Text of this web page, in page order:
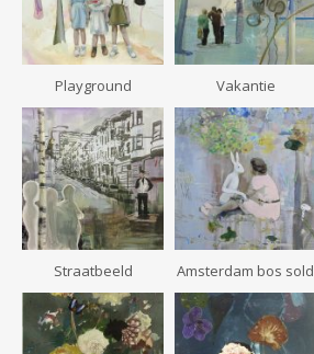
Playground Vakantie
Straatbeeld Amsterdam bos sold